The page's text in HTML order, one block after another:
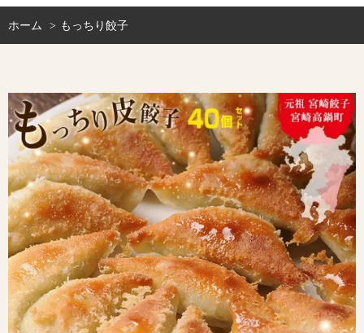
ホーム もっちり餃子